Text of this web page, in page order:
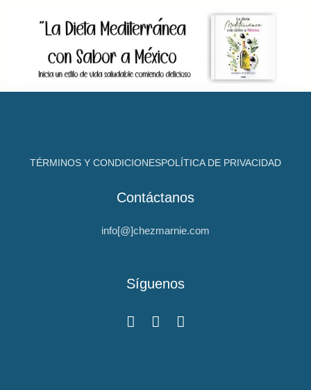
TÉRMINOS Y CONDICIONESPOLÍTICA DE PRIVACIDAD
Contáctanos
info[@]chezmarnie.com
Síguenos
F
a
I
n
Y
o